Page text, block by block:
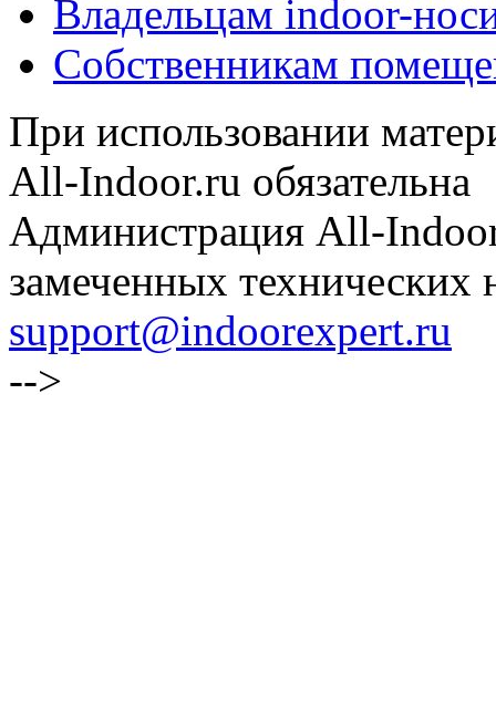
Владельцам indoor-
Собственникам
При использовании
All-Indoor.ru обязательна
Администрация All-
замеченных технических
support@indoorexpert.ru
-->